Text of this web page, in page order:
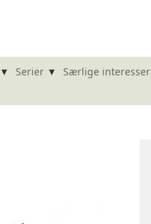
▾ Serier ▾ Særlige interesser